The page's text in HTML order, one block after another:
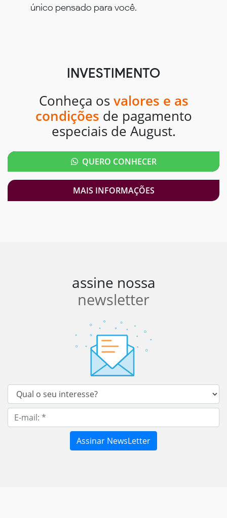
único pensado para você.
INVESTIMENTO
Conheça os valores e as
condições de pagamento
especiais de August.
QUERO CONHECER
MAIS INFORMAÇÕES
assine nossa
newsletter